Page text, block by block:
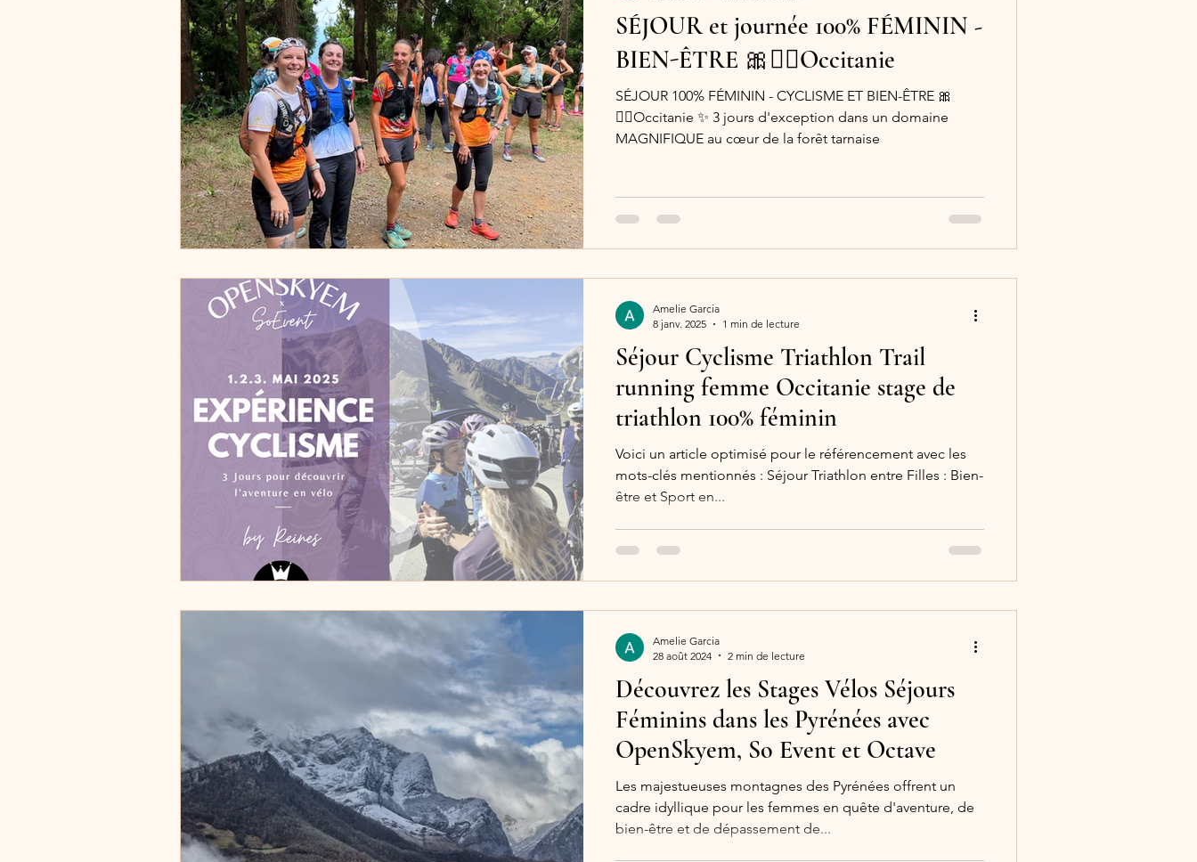
SÉJOUR et journée 100% FÉMININ -
BIEN-ÊTRE 🎀🚴‍♀️Occitanie
SÉJOUR 100% FÉMININ - CYCLISME ET BIEN-ÊTRE 🎀
🚴‍♀️Occitanie ✨ 3 jours d'exception dans un domaine
MAGNIFIQUE au cœur de la forêt tarnaise
Séjour Cyclisme Triathlon Trail
running femme Occitanie stage de
triathlon 100% féminin
Voici un article optimisé pour le référencement avec les
mots-clés mentionnés : Séjour Triathlon entre Filles : Bien-
être et Sport en...
Amelie Garcia
8 janv. 2025
1 min de lecture
Découvrez les Stages Vélos Séjours
Féminins dans les Pyrénées avec
OpenSkyem, So Event et Octave
Les majestueuses montagnes des Pyrénées offrent un
cadre idyllique pour les femmes en quête d'aventure, de
bien-être et de dépassement de...
Amelie Garcia
28 août 2024
2 min de lecture